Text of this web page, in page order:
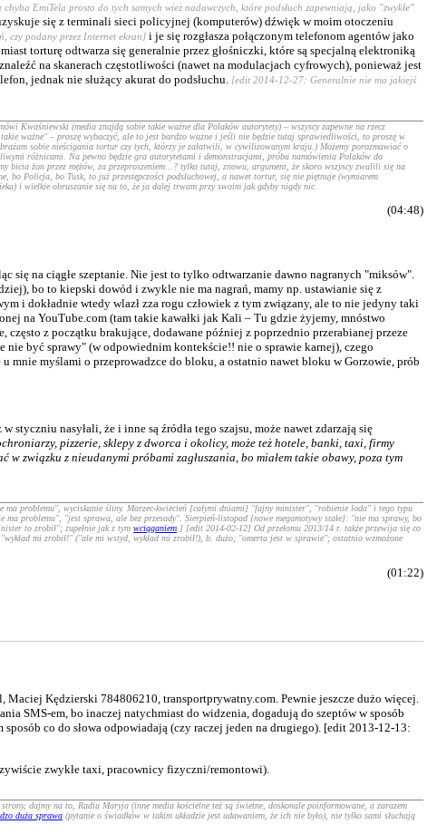
EmiTela prosto do tych samych wież nadawczych, które podsłuch zapewniają, jako "zwykłe"
się z terminali sieci policyjnej (komputerów) dźwięk w moim otoczeniu
czy podany przez Internet ekran] i je się rozgłasza połączonym telefonom agentów jako
torturę odtwarza się generalnie przez głośniczki, które są specjalną elektroniką
na skanerach częstotliwości (nawet na modulacjach cyfrowych), ponieważ jest
jednak nie służący akurat do podsłuchu.
[edit 2014-12-27: Generalnie nie ma jakiejś
Kwaśniewski (media znajdą sobie takie ważne dla Polaków autorytety) – wszyscy zapewne na rzecz
ważne" – proszę wybaczyć, ale to jest bardzo ważne i jeśli nie będzie tutaj sprawiedliwości, to proszę w
sobie nieścigania tortur czy tych, którzy je załatwili, w cywilizowanym kraju.) Możemy porozmawiać o
różnicami. Na pewno będzie gra autorytetami i demonstracjami, próba namówienia Polaków do
żon przez mężów, za przeproszeniem...? tylko tutaj, znowu, argument, że skoro wszyscy zwalili się na
bo Policja, bo Tusk, to już przestępczości podsłuchowej, a nawet tortur, się nie piętnuje (wymiarem
i wielkie obruszanie się na to, że ja dalej trwam przy swoim jak gdyby nigdy nic.
(04:48)
się na ciągłe szeptanie. Nie jest to tylko odtwarzanie dawno nagranych "miksów".
bo to kiepski dowód i zwykle nie ma nagrań, mamy np. ustawianie się z
i dokładnie wtedy wlazł zza rogu człowiek z tym związany, ale to nie jedyny taki
na YouTube.com (tam takie kawałki jak Kali – Tu gdzie żyjemy, mnóstwo
z początku brakujące, dodawane później z poprzednio przerabianej przeze
być sprawy" (w odpowiednim kontekście!! nie o sprawie karnej), czego
mnie myślami o przeprowadzce do bloku, a ostatnio nawet bloku w Gorzowie, prób
nasyłali, że i inne są źródła tego szajsu, może nawet zdarzają się
pizzerie, sklepy z dworca i okolicy, może też hotele, banki, taxi, firmy
związku z nieudanymi próbami zagłuszania, bo miałem takie obawy, poza tym
problemu", wyciskanie śliny. Marzec-kwiecień [całymi dniami] "fajny minister", "robienie loda" i tego typu
problemu", "jest sprawa, ale bez przesady". Sierpień-listopad [nowe megamotywy stałe]: "nie ma sprawy, bo
to zrobił"; zupełnie jak z tym wciąganiem.] [edit 2014-02-12] Od przełomu 2013/14 r. także przewija się co
mi zrobił!" ("ale mi wstyd, wykład mi zrobił!), b. dużo; "omerta jest w sprawie"; ostatnio wzmożone
(01:22)
Kędzierski 784806210, transportprywatny.com. Pewnie jeszcze dużo więcej.
SMS-em, bo inaczej natychmiast do widzenia, dogadują do szeptów w sposób
co do słowa odpowiadają (czy raczej jeden na drugiego). [edit 2013-12-13:
zwykłe taxi, pracownicy fizyczni/remontowi).
dajmy na to, Radiu Maryja (inne media kościelne też są świetne, doskonale poinformowane, a zarazem
duża sprawa (pytanie o świadków w takim układzie jest udawaniem, że ich nie było), nie tylko sami słuchają